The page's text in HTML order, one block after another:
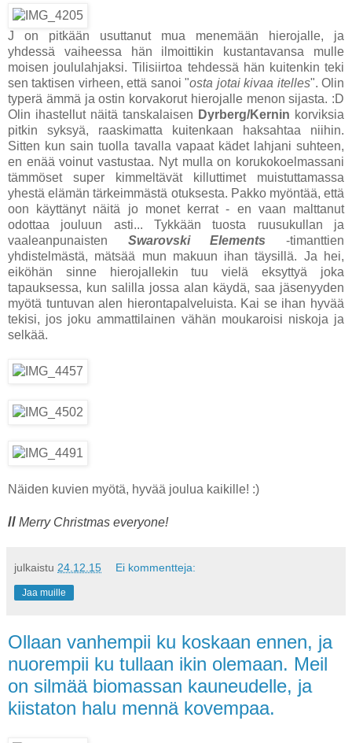
J on pitkään usuttanut mua menemään hierojalle, ja
yhdessä vaiheessa hän ilmoittikin kustantavansa mulle
moisen joululahjaksi. Tilisiirtoa tehdessä hän kuitenkin teki
sen taktisen virheen, että sanoi "osta jotai kivaa itelles". Olin
typerä ämmä ja ostin korvakorut hierojalle menon sijasta. :D
Olin ihastellut näitä tanskalaisen Dyrberg/Kernin korviksia
pitkin syksyä, raaskimatta kuitenkaan haksahtaa niihin.
Sitten kun sain tuolla tavalla vapaat kädet lahjani suhteen,
en enää voinut vastustaa. Nyt mulla on korukokoelmassani
tämmöset super kimmeltävät killuttimet muistuttamassa
yhestä elämän tärkeimmästä otuksesta. Pakko myöntää, että
oon käyttänyt näitä jo monet kerrat - en vaan malttanut
odottaa jouluun asti... Tykkään tuosta ruusukullan ja
vaaleanpunaisten Swarovski Elements -timanttien
yhdistelmästä, mätsää mun makuun ihan täysillä. Ja hei,
eiköhän sinne hierojallekin tuu vielä eksyttyä joka
tapauksessa, kun salilla jossa alan käydä, saa jäsenyyden
myötä tuntuvan alen hierontapalveluista. Kai se ihan hyvää
tekisi, jos joku ammattilainen vähän moukaroisi niskoja ja
selkää.
Näiden kuvien myötä, hyvää joulua kaikille! :)
// Merry Christmas everyone!
julkaistu 24.12.15 Ei kommentteja:
Jaa muille
Ollaan vanhempii ku koskaan ennen, ja
nuorempii ku tullaan ikin olemaan. Meil
on silmää biomassan kauneudelle, ja
kiistaton halu mennä kovempaa.